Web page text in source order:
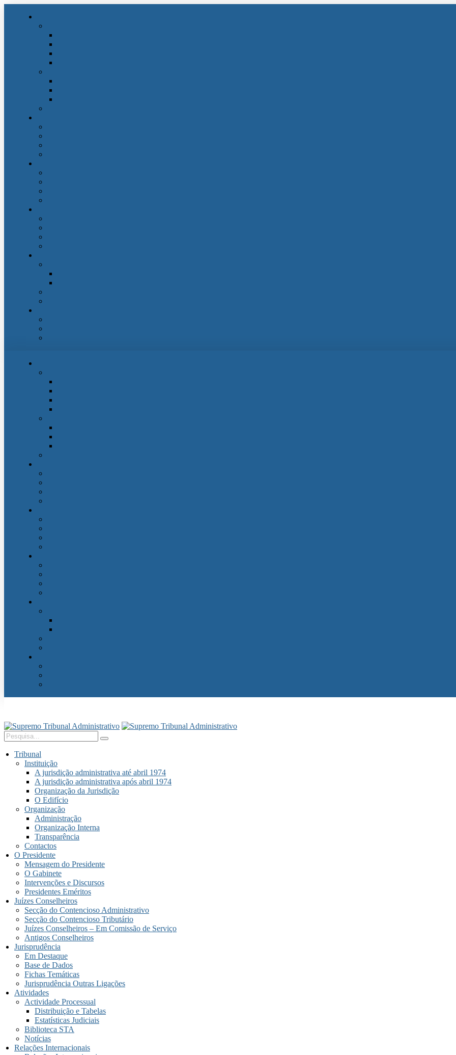
Tribunal
Instituição
A jurisdição administrativa até abril 1974
A jurisdição administrativa após abril 1974
Organização da Jurisdição
O Edifício
Organização
Administração
Organização Interna
Transparência
Contactos
O Presidente
Mensagem do Presidente
O Gabinete
Intervenções e Discursos
Presidentes Eméritos
Juízes Conselheiros
Secção do Contencioso Administrativo
Secção do Contencioso Tributário
Juízes Conselheiros – Em Comissão de Serviço
Antigos Conselheiros
Jurisprudência
Em Destaque
Base de Dados
Fichas Temáticas
Jurisprudência Outras Ligações
Atividades
Actividade Processual
Distribuição e Tabelas
Estatísticas Judiciais
Biblioteca STA
Notícias
Relações Internacionais